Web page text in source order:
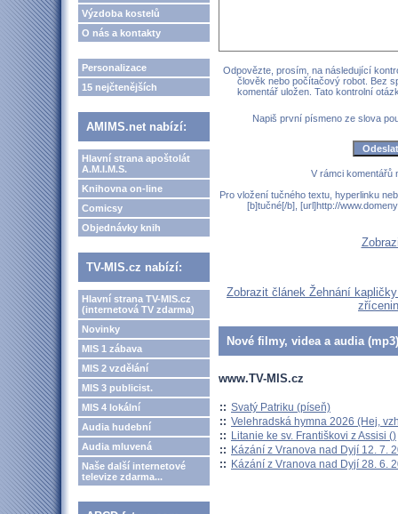
Výzdoba kostelů
O nás a kontakty
Personalizace
15 nejčtenějších
AMIMS.net nabízí:
Hlavní strana apoštolát
A.M.I.M.S.
Knihovna on-line
Comicsy
Objednávky knih
TV-MIS.cz nabízí:
Hlavní strana TV-MIS.cz
(internetová TV zdarma)
Novinky
MIS 1 zábava
MIS 2 vzdělání
MIS 3 publicist.
MIS 4 lokální
Audia hudební
Audia mluvená
Naše další internetové
televize zdarma...
Odpovězte, prosím, na následující
člověk nebo počítačový robot. Bez
komentář uložen. Tato kontrolní
Napiš první písmeno ze slova
V rámci komentářů
Pro vložení tučného textu, hyperlinku
[b]tučné[/b], [url]http://
Zobrazit článek Žehnání
Nové filmy, videa a audia
www.TV-MIS.cz
:: Svatý Patriku (píseň)
:: Velehradská hymna 2026 (Hej,
:: Litanie ke sv. Františkovi z Assisi ()
:: Kázání z Vranova nad Dyjí 12. 7.
:: Kázání z Vranova nad Dyjí 28. 6.